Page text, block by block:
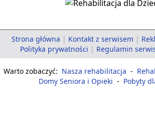
Strona główna | Kontakt z serwisem |
Polityka prywatności | Regulamin
Warto zobaczyć: Nasza rehabilitacja -
Domy Seniora i Opieki - Pobyty